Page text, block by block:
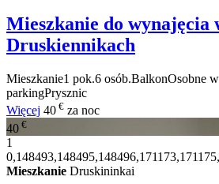
Mieszkanie do wynajęcia
Druskiennikach
Mieszkanie1 pok.6 osób.BalkonOsobne
parkingPrysznic
Więcej 40 € za noc
40 €
1
Mieszkanie Druskininkai